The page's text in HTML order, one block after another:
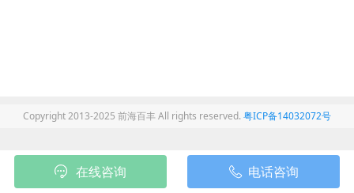
Copyright 2013-2025 前海百丰 All rights reserved. 粤ICP备14032072号
在线咨询 电话咨询